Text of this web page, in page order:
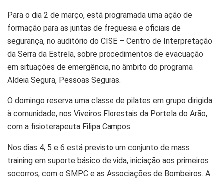
Para o dia 2 de março, está programada uma ação de
formação para as juntas de freguesia e oficiais de
segurança, no auditório do CISE – Centro de Interpretação
da Serra da Estrela, sobre procedimentos de evacuação
em situações de emergência, no âmbito do programa
Aldeia Segura, Pessoas Seguras.
O domingo reserva uma classe de pilates em grupo dirigida
à comunidade, nos Viveiros Florestais da Portela do Arão,
com a fisioterapeuta Filipa Campos.
Nos dias 4, 5 e 6 está previsto um conjunto de mass
training em suporte básico de vida, iniciação aos primeiros
socorros, com o SMPC e as Associações de Bombeiros. A